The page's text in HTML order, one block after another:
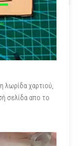
λωρίδα χαρτιού,
σελίδα απο το